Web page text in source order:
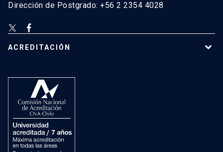
Dirección de Postgrado: +56 2 2354 4028
ACREDITACIÓN